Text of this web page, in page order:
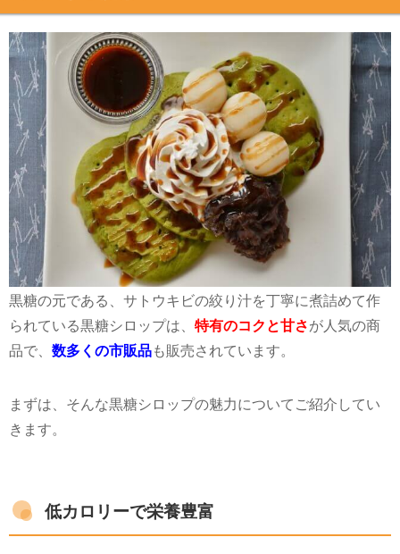
黒糖の元である、サトウキビの絞り汁を丁寧に煮詰めて作
られている黒糖シロップは、 特有のコクと甘さが人気の商
品で、 数多くの市販品も販売されています。
まずは、そんな黒糖シロップの魅力についてご紹介してい
きます。
低カロリーで栄養豊富